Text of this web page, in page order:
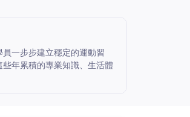
一步步建立穩定的運動習
年累積的專業知識、生活體